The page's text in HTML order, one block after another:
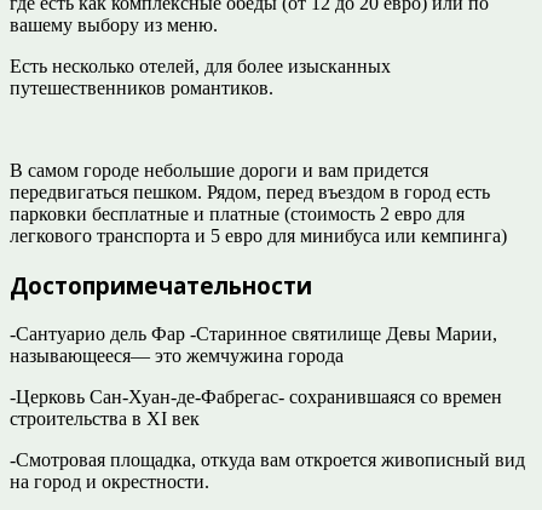
вашему выбору из меню.
Есть несколько отелей, для более изысканных
путешественников романтиков.
В самом городе небольшие дороги и вам придется
передвигаться пешком. Рядом, перед въездом в город есть
парковки бесплатные и платные (стоимость 2 евро для
легкового транспорта и 5 евро для минибуса или кемпинга)
Достопримечательности
-Сантуарио дель Фар -Старинное святилище Девы Марии,
называющееся— это жемчужина города
-Церковь Сан-Хуан-де-Фабрегас- сохранившаяся со времен
строительства в XI век
-Смотровая площадка, откуда вам откроется живописный вид
на город и окрестности.